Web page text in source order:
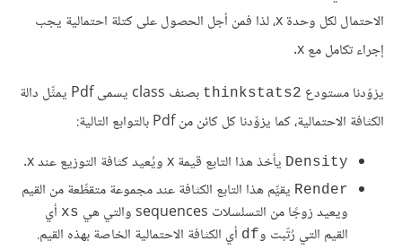
الاحتمال لكل وحدة x، لذا فمن أجل الحصول على كتلة احتمالية يجب
إجراء تكامل مع x.
يزوّدنا مستودع thinkstats2
بصنف class يسمى Pdf يمثِّل دالة
الكثافة الاحتمالية، كما يزوِّدنا كل كائن من Pdf بالتوابع التالية:
Density يأخذ هذا التابع قيمة x ويُعيد كثافة التوزيع عند x.
Render يقيِّم هذا التابع الكثافة عند مجموعة متقطِّعة من القيم
ويعيد زوجًا من التسلسلات sequences والتي هي
xs أي
القيم التي رُتّبت وdf أي الكثافة الاحتمالية الخاصة بهذه القيم.